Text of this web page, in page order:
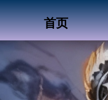
首页